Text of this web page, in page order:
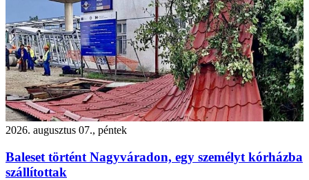
2026. augusztus 07., péntek
Baleset történt Nagyváradon, egy személyt kórházba
szállítottak